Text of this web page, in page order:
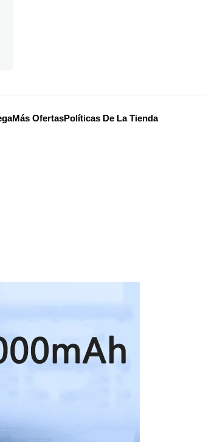
Más OfertasPolíticas De La Tienda